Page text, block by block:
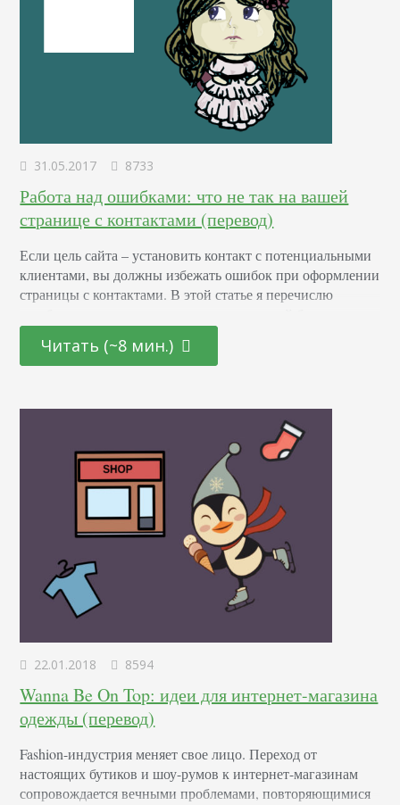
31.05.2017 8733
Работа над ошибками: что не так на вашей
странице с контактами (перевод)
Если цель сайта – установить контакт с потенциальными
клиентами, вы должны избежать ошибок при оформлении
страницы с контактами. В этой статье я перечислю
всего. Форма и больше ничего Если на вашей странице с
контактами есть форма и ничего больше, вы плохо
Читать (~8 мин.)
22.01.2018 8594
Wanna Be On Top: идеи для интернет-магазина
одежды (перевод)
Fashion-индустрия меняет свое лицо. Переход от
настоящих бутиков и шоу-румов к интернет-магазинам
сопровождается вечными проблемами, повторяющимися